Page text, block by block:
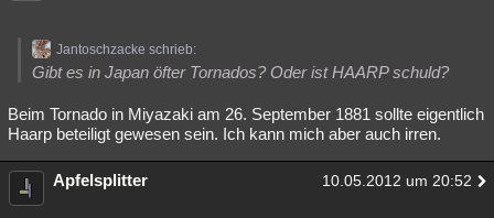
Jantoschzacke schrieb:
Gibt es in Japan öfter Tornados? Oder ist HAARP schuld?
Beim Tornado in Miyazaki am 26. September 1881 sollte eigentlich
Haarp beteiligt gewesen sein. Ich kann mich aber auch irren.
Apfelsplitter 10.05.2012 um 20:52